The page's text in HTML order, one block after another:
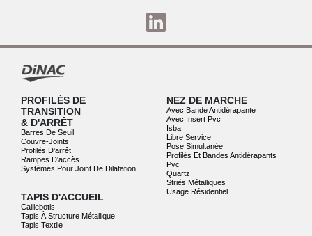
PROFILÉS DE
TRANSITION
& D'ARRÊT
Barres De Seuil
Couvre-Joints
Profilés D'arrêt
Rampes D'accès
Systèmes Pour Joint De Dilatation
TAPIS D'ACCUEIL
Caillebotis
Tapis À Structure Métallique
Tapis Textile
NEZ DE MARCHE
Avec Bande Antidérapante
Avec Insert Pvc
Isba
Libre Service
Pose Simultanée
Profilés Et Bandes Antidérapants
Pvc
Quartz
Striés Métalliques
Usage Résidentiel